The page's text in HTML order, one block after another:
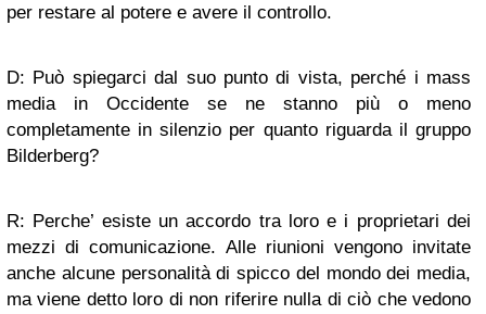
per restare al potere e avere il controllo.
D: Può spiegarci dal suo punto di vista, perché i mass
media in Occidente se ne stanno più o meno
completamente in silenzio per quanto riguarda il gruppo
Bilderberg?
R: Perche’ esiste un accordo tra loro e i proprietari dei
mezzi di comunicazione. Alle riunioni vengono invitate
anche alcune personalità di spicco del mondo dei media,
ma viene detto loro di non riferire nulla di ciò che vedono